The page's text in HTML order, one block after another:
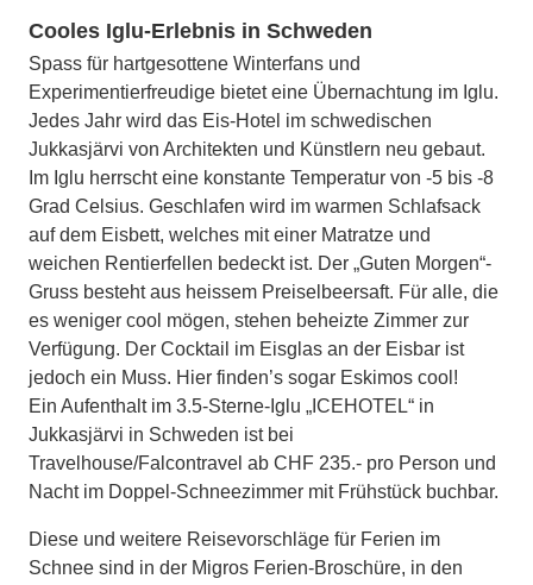
Cooles Iglu-Erlebnis in Schweden
Spass für hartgesottene Winterfans und
Experimentierfreudige bietet eine Übernachtung im Iglu.
Jedes Jahr wird das Eis-Hotel im schwedischen
Jukkasjärvi von Architekten und Künstlern neu gebaut.
Im Iglu herrscht eine konstante Temperatur von -5 bis -8
Grad Celsius. Geschlafen wird im warmen Schlafsack
auf dem Eisbett, welches mit einer Matratze und
weichen Rentierfellen bedeckt ist. Der „Guten Morgen“-
Gruss besteht aus heissem Preiselbeersaft. Für alle, die
es weniger cool mögen, stehen beheizte Zimmer zur
Verfügung. Der Cocktail im Eisglas an der Eisbar ist
jedoch ein Muss. Hier finden’s sogar Eskimos cool!
Ein Aufenthalt im 3.5-Sterne-Iglu „ICEHOTEL“ in
Jukkasjärvi in Schweden ist bei
Travelhouse/Falcontravel ab CHF 235.- pro Person und
Nacht im Doppel-Schneezimmer mit Frühstück buchbar.
Diese und weitere Reisevorschläge für Ferien im
Schnee sind in der Migros Ferien-Broschüre, in den